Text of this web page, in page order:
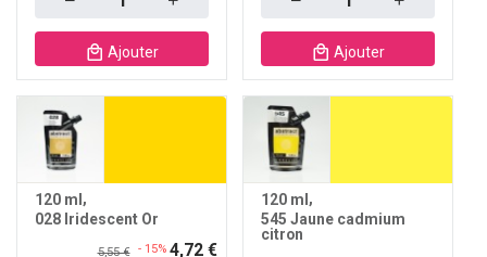
Ajouter Ajouter
120 ml
028 Iridescent Or
5,55 € - 15% 4,72 €
120 ml
545 Jaune cadmium
citron